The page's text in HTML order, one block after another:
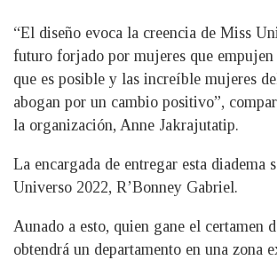
“El diseño evoca la creencia de Miss
futuro forjado por mujeres que
que es posible y las increíble mujeres
abogan por un cambio positivo”,
la organización, Anne Jakrajutatip.
La encargada de entregar esta diadema
Universo 2022, R’Bonney Gabriel.
Aunado a esto, quien gane el certamen
obtendrá un departamento en una zona